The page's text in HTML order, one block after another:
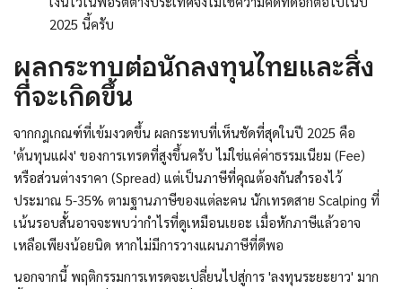
2025 นี้ครับ
ผลกระทบต่อนักลงทุนไทยและสิ่ง
ที่จะเกิดขึ้น
จากกฎเกณฑ์ที่เข้มงวดขึ้น ผลกระทบที่เห็นชัดที่สุดในปี 2025 คือ
'ต้นทุนแฝง' ของการเทรดที่สูงขึ้นครับ ไม่ใช่แค่ค่าธรรมเนียม (Fee)
หรือส่วนต่างราคา (Spread) แต่เป็นภาษีที่คุณต้องกันสำรองไว้
ประมาณ 5-35% ตามฐานภาษีของแต่ละคน นักเทรดสาย Scalping ที่
เน้นรอบสั้นอาจจะพบว่ากำไรที่ดูเหมือนเยอะ เมื่อหักภาษีแล้วอาจ
เหลือเพียงน้อยนิด หากไม่มีการวางแผนภาษีที่ดีพอ
นอกจากนี้ พฤติกรรมการเทรดจะเปลี่ยนไปสู่การ 'ลงทุนระยะยาว' มาก